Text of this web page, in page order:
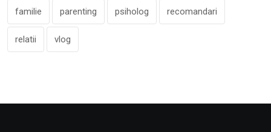
familie parenting psiholog recomandari
relatii vlog